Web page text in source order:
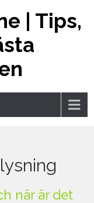
| Tips,
när är det